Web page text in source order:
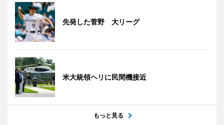
先発した菅野 大リーグ
米大統領ヘリに民間機接近
もっと見る